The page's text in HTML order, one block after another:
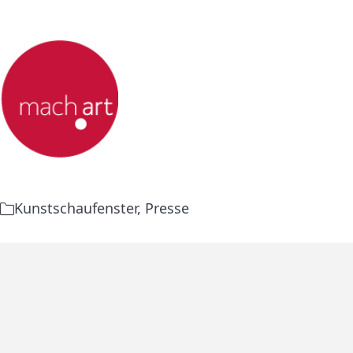
Kunstschaufenster, Presse